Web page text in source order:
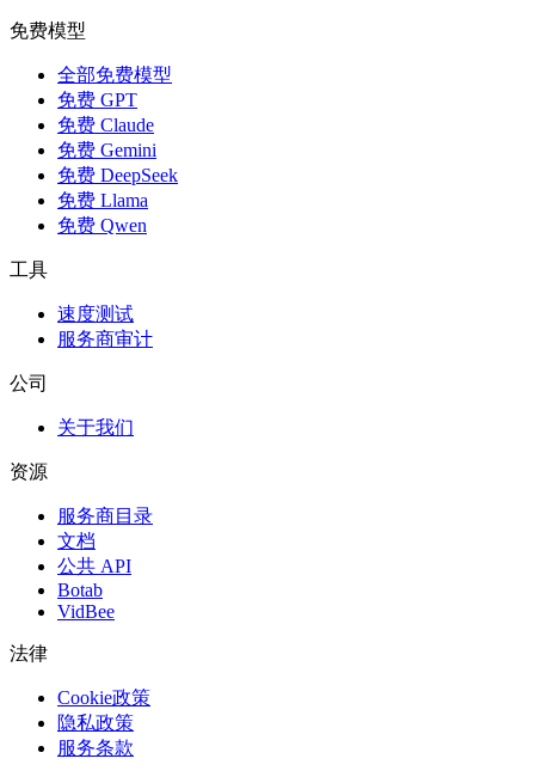
免费模型
全部免费模型
免费 GPT
免费 Claude
免费 Gemini
免费 DeepSeek
免费 Llama
免费 Qwen
工具
速度测试
服务商审计
公司
关于我们
资源
服务商目录
文档
公共 API
Botab
VidBee
法律
Cookie政策
隐私政策
服务条款